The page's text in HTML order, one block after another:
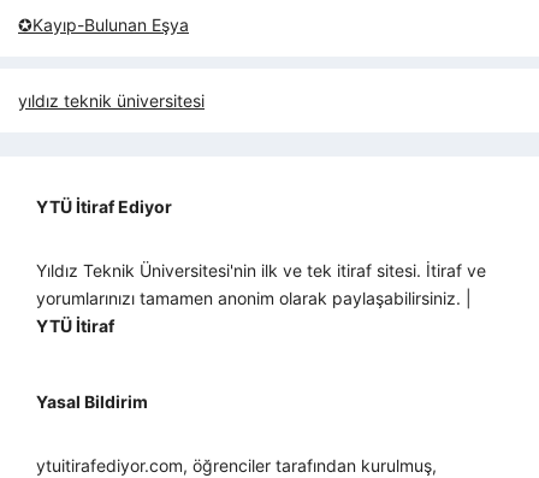
✪Kayıp-Bulunan Eşya
yıldız teknik üniversitesi
YTÜ İtiraf Ediyor
Yıldız Teknik Üniversitesi'nin ilk ve tek itiraf sitesi. İtiraf ve
yorumlarınızı tamamen anonim olarak paylaşabilirsiniz. |
YTÜ İtiraf
Yasal Bildirim
ytuitirafediyor.com, öğrenciler tarafından kurulmuş,